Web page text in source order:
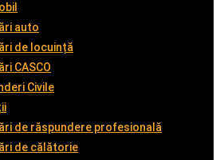
auto
de locuință
CASCO
Civile
de răspundere profesională
de călătorie